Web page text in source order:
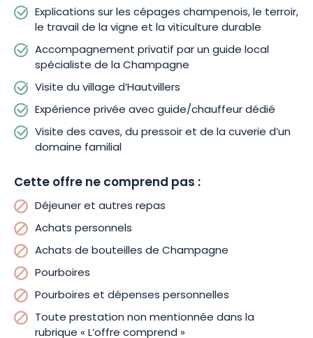
Explications sur les cépages champenois, le terroir,
le travail de la vigne et la viticulture durable
Accompagnement privatif par un guide local
spécialiste de la Champagne
Visite du village d’Hautvillers
Expérience privée avec guide/chauffeur dédié
Visite des caves, du pressoir et de la cuverie d’un
domaine familial
Cette offre ne comprend pas :
Déjeuner et autres repas
Achats personnels
Achats de bouteilles de Champagne
Pourboires
Pourboires et dépenses personnelles
Toute prestation non mentionnée dans la
rubrique « L’offre comprend »